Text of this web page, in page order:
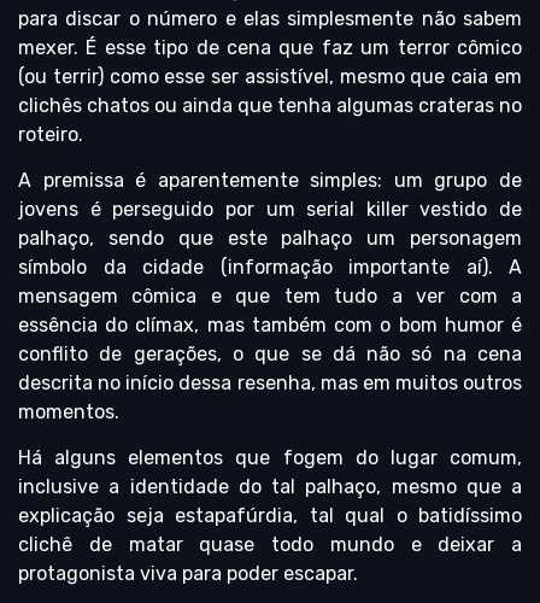
para discar o número e elas simplesmente não sabem
mexer. É esse tipo de cena que faz um terror cômico
(ou terrir) como esse ser assistível, mesmo que caia em
clichês chatos ou ainda que tenha algumas crateras no
roteiro.
A premissa é aparentemente simples: um grupo de
jovens é perseguido por um serial killer vestido de
palhaço, sendo que este palhaço um personagem
símbolo da cidade (informação importante aí). A
mensagem cômica e que tem tudo a ver com a
essência do clímax, mas também com o bom humor é
conflito de gerações, o que se dá não só na cena
descrita no início dessa resenha, mas em muitos outros
momentos.
Há alguns elementos que fogem do lugar comum,
inclusive a identidade do tal palhaço, mesmo que a
explicação seja estapafúrdia, tal qual o batidíssimo
clichê de matar quase todo mundo e deixar a
protagonista viva para poder escapar.